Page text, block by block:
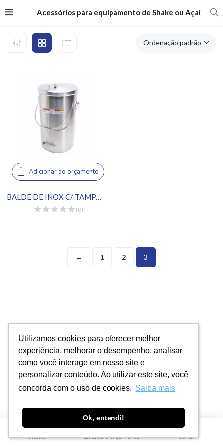
Utilizamos cookies para oferecer melhor
experiência, melhorar o desempenho, analisar
como você interage em nosso site e
personalizar conteúdo. Ao utilizar este site, você
concorda com o uso de cookies. Saiba mais
Ok, entendi!
Utilizamos cookies para oferecer melhor
experiência, melhorar o desempenho, analisar
como você interage em nosso site e
personalizar conteúdo. Ao utilizar este site, você
concorda com o uso de cookies. Saiba mais
Ok, entendi!
Acessórios para equipamento de Shake ou Açaí
Home
0
Lista para orçamento Conta
Ordenação padrão
Adicionar ao orçamento
BALDE DE INOX C/ TAMPA 19 L
(0)
← 1 2 3